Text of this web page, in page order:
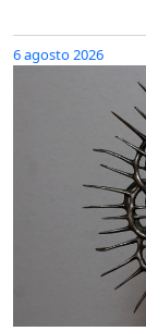
6 agosto 2026